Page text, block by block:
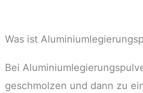
Was ist
Bei
geschmolzen und dann zu